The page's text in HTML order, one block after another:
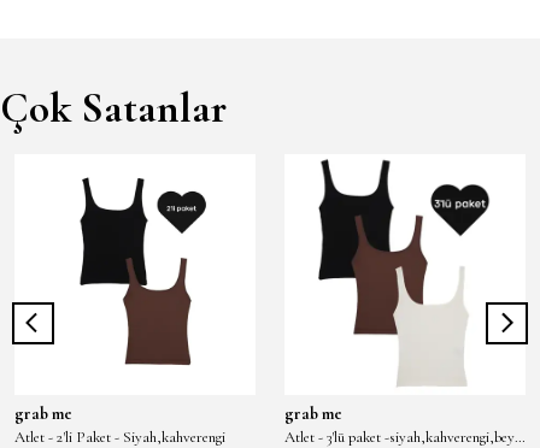
Çok Satanlar
grab me
Atlet - 2'li Paket - Siyah,kahverengi
grab me
Atlet - 3'lü paket -siyah,kahverengi,beyaz